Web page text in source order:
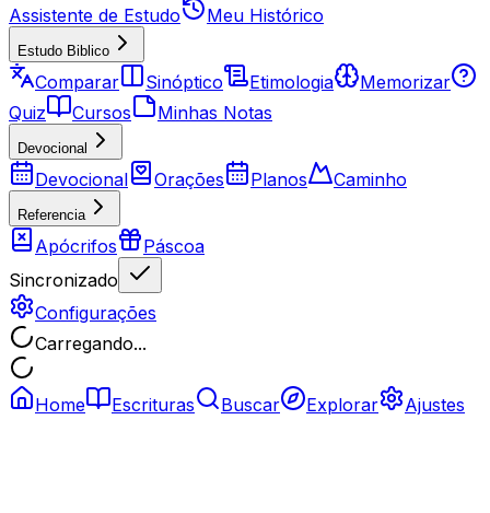
Assistente de Estudo
Meu Histórico
Estudo Biblico
Comparar Sinóptico Etimologia
Memorizar
Quiz
Cursos Minhas Notas
Devocional
Devocional Orações Planos Caminho
Referencia
Apócrifos
Páscoa
Sincronizado
Configurações
Carregando...
Home Escrituras Buscar Explorar Ajustes